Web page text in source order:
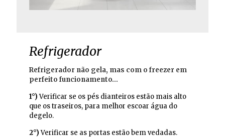
Refrigerador
Refrigerador não gela, mas com o freezer em
perfeito funcionamento…
1°)Verificar se os pés dianteiros estão mais alto
que os traseiros, para melhor escoar água do
degelo.
2°)Verificar se as portas estão bem vedadas.